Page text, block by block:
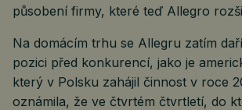
působení firmy, které teď Allegro
Na domácím trhu se Allegru zatím
pozici před konkurencí, jako je
který v Polsku zahájil činnost v roce
oznámila, že ve čtvrtém čtvrtletí, do